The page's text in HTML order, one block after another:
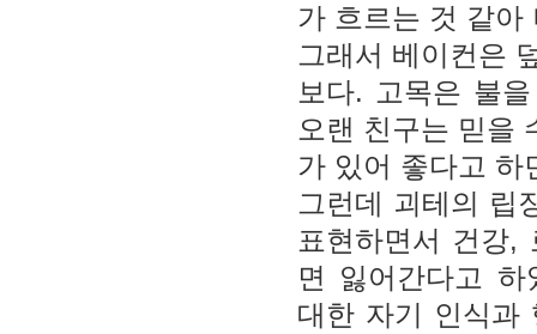
가 흐르는 것 같아
그래서 베이컨은
보다. 고목은 불
오랜 친구는 믿을
가 있어 좋다고 하
그런데 괴테의 립
표현하면서 건강
면 잃어간다고 하
대한 자기 인식과